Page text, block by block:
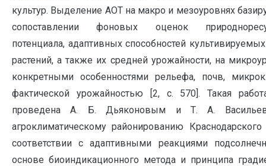
культур. Выделение АОТ на макро и мезоуровнях
сопоставлении фоновых оценок
потенциала, адаптивных способностей
растений, а также их средней урожайности, на
конкретными особенностями рельефа, почв,
фактической урожайностью [2, c. 570]. Такая
проведена А. Б. Дьяконовым и Т. А.
агроклиматическому районированию
соответствии с адаптивными реакциями
основе биоиндикационного метода и принципа